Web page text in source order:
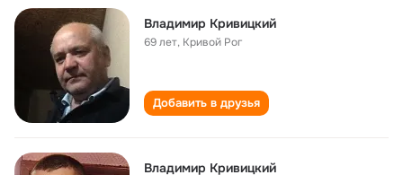
Владимир Кривицкий
69 лет, Кривой Рог
Добавить в друзья
Владимир Кривицкий